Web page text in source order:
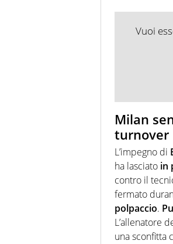
Vuoi
Milan
turnover
L’impegno di
ha lasciato in
contro il
fermato
polpaccio.
L’allenatore
una sconfitta